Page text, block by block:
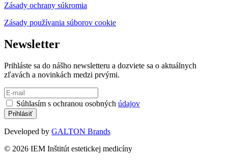
Zásady ochrany súkromia
Zásady používania súborov cookie
Newsletter
Prihláste sa do nášho newsletteru a dozviete sa o aktuálnych
zľavách a novinkách medzi prvými.
Súhlasím s ochranou osobných údajov
Developed by GALTON Brands
© 2026 IEM Inštitút estetickej medicíny